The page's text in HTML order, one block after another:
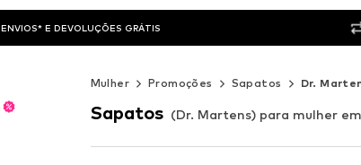
ENVIOS* E DEVOLUÇÕES GRÁTIS
Mulher Promoções Sapatos Dr.
Sapatos (Dr. Martens) para mulher